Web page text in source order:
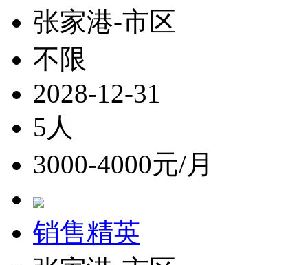
张家港-市区
不限
2028-12-31
5人
3000-4000元/月
销售精英